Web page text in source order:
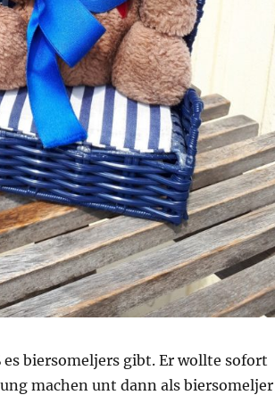
biersomeljers gibt. Er wollte sofort
machen unt dann als biersomeljer